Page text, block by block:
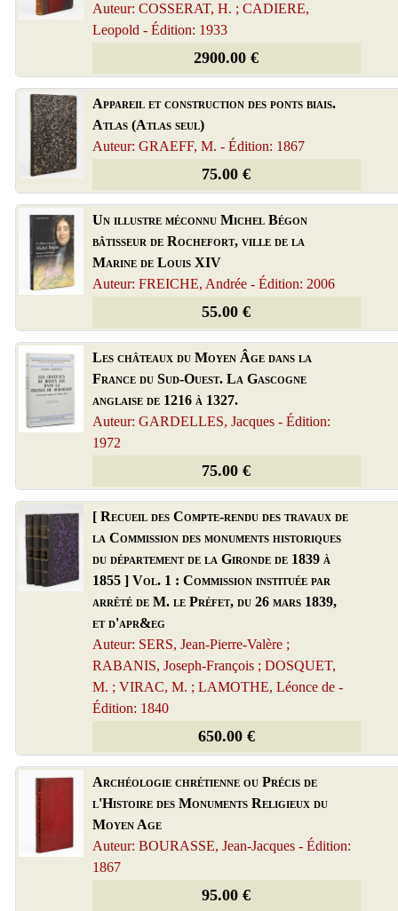
Auteur: COSSERAT, H. ; CADIERE,
Leopold - Édition: 1933
2900.00 €
Appareil et construction des ponts biais.
Atlas (Atlas seul)
Auteur: GRAEFF, M. - Édition: 1867
75.00 €
Un illustre méconnu Michel Bégon
bâtisseur de Rochefort, ville de la
Marine de Louis XIV
Auteur: FREICHE, Andrée - Édition: 2006
55.00 €
Les châteaux du Moyen Âge dans la
France du Sud-Ouest. La Gascogne
anglaise de 1216 à 1327.
Auteur: GARDELLES, Jacques - Édition:
1972
75.00 €
[ Recueil des Compte-rendu des travaux de
la Commission des monuments historiques
du département de la Gironde de 1839 à
1855 ] Vol. 1 : Commission instituée par
arrêté de M. le Préfet, du 26 mars 1839,
et d'apr&eg
Auteur: SERS, Jean-Pierre-Valère ;
RABANIS, Joseph-François ; DOSQUET,
M. ; VIRAC, M. ; LAMOTHE, Léonce de -
Édition: 1840
650.00 €
Archéologie chrétienne ou Précis de
l'Histoire des Monuments Religieux du
Moyen Age
Auteur: BOURASSE, Jean-Jacques - Édition:
1867
95.00 €